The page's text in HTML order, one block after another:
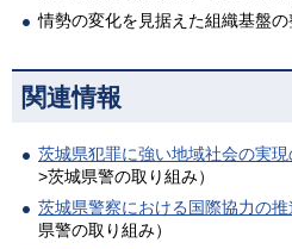
情勢の変化を見据えた組織基盤の
関連情報
茨城県犯罪に強い地域社会の実
>茨城県警の取り組み）
茨城県警察における国際協力の
県警の取り組み）